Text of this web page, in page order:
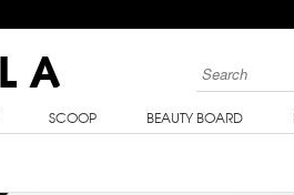
SCOOP BEAUTY BOARD